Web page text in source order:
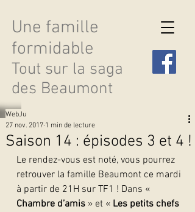
Une famille
formidable
Tout sur la saga
des Beaumont
Découvrir les saisons
Saison 14 : épisodes 3 et 4 !
WebJu
27 nov. 2017 1 min de lecture
Le rendez-vous est noté, vous pourrez
retrouver la famille Beaumont ce mardi
à partir de 21H sur TF1 ! Dans «
Chambre d’amis » et « Les petits chefs